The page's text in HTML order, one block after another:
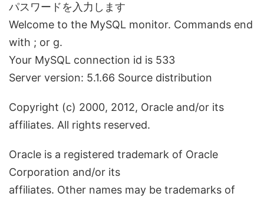
パスワードを入力します
Welcome to the MySQL monitor. Commands end
with ; or g.
Your MySQL connection id is 533
Server version: 5.1.66 Source distribution
Copyright (c) 2000, 2012, Oracle and/or its
affiliates. All rights reserved.
Oracle is a registered trademark of Oracle
Corporation and/or its
affiliates. Other names may be trademarks of